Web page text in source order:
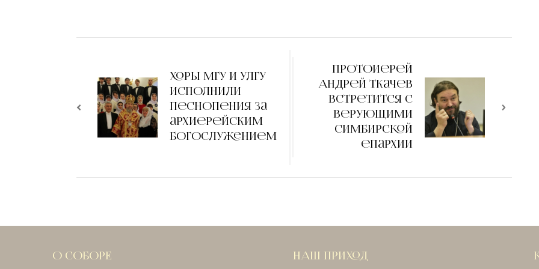
Хоры МГУ и УЛГУ
исполнили
песнопения за
архиерейским
богослужением
Протоиерей
Андрей Ткачев
встретится с
верующими
симбирской
епархии
О СОБОРЕ НАШ ПРИХОД